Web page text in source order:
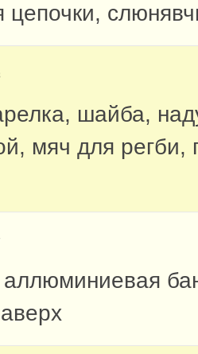
цепочки,
шайба,
мяч для